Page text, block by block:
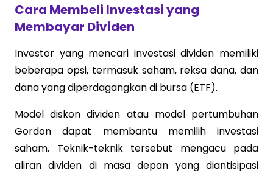
Cara Membeli Investasi yang
Membayar Dividen
Investor yang mencari investasi dividen memiliki
beberapa opsi, termasuk saham, reksa dana, dan
dana yang diperdagangkan di bursa (ETF).
Model diskon dividen atau model pertumbuhan
Gordon dapat membantu memilih investasi
saham. Teknik-teknik tersebut mengacu pada
aliran dividen di masa depan yang diantisipasi